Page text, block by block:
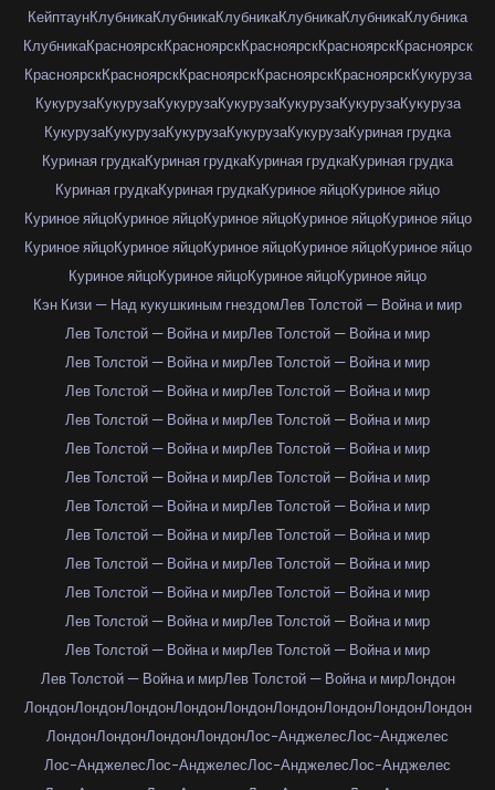
КейптаунКлубникаКлубникаКлубникаКлубникаКлубникаКлубника
КлубникаКрасноярскКрасноярскКрасноярскКрасноярскКрасноярск
КрасноярскКрасноярскКрасноярскКрасноярскКрасноярскКукуруза
КукурузаКукурузаКукурузаКукурузаКукурузаКукурузаКукуруза
КукурузаКукурузаКукурузаКукурузаКукурузаКуриная грудка
Куриная грудкаКуриная грудкаКуриная грудкаКуриная грудка
Куриная грудкаКуриная грудкаКуриное яйцоКуриное яйцо
Куриное яйцоКуриное яйцоКуриное яйцоКуриное яйцоКуриное яйцо
Куриное яйцоКуриное яйцоКуриное яйцоКуриное яйцоКуриное яйцо
Куриное яйцоКуриное яйцоКуриное яйцоКуриное яйцо
Кэн Кизи — Над кукушкиным гнездомЛев Толстой — Война и мир
Лев Толстой — Война и мирЛев Толстой — Война и мир
Лев Толстой — Война и мирЛев Толстой — Война и мир
Лев Толстой — Война и мирЛев Толстой — Война и мир
Лев Толстой — Война и мирЛев Толстой — Война и мир
Лев Толстой — Война и мирЛев Толстой — Война и мир
Лев Толстой — Война и мирЛев Толстой — Война и мир
Лев Толстой — Война и мирЛев Толстой — Война и мир
Лев Толстой — Война и мирЛев Толстой — Война и мир
Лев Толстой — Война и мирЛев Толстой — Война и мир
Лев Толстой — Война и мирЛев Толстой — Война и мир
Лев Толстой — Война и мирЛев Толстой — Война и мир
Лев Толстой — Война и мирЛев Толстой — Война и мир
Лев Толстой — Война и мирЛев Толстой — Война и мирЛондон
ЛондонЛондонЛондонЛондонЛондонЛондонЛондонЛондонЛондон
ЛондонЛондонЛондонЛондонЛос-АнджелесЛос-Анджелес
Лос-АнджелесЛос-АнджелесЛос-АнджелесЛос-Анджелес